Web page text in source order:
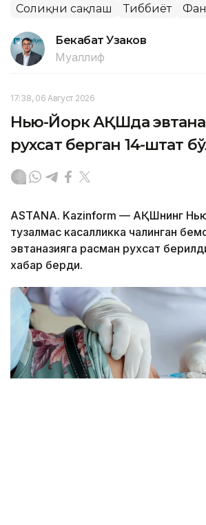
Соғлиқни сақлаш Тиббиёт Фан
Бекабат Узаков
Муаллиф
17:38, 06 Август 2026
Нью-Йорк АҚШда
рухсат берган 14-штат
ASTANA. Kazinform — АҚШнинг
тузалмас касалликка чалинган
эвтаназияга расман рухсат
хабар берди.